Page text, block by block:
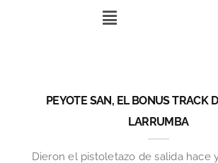
PEYOTE SAN, EL BONUS TRACK
LARRUMBA
Dieron el pistoletazo de salida hace